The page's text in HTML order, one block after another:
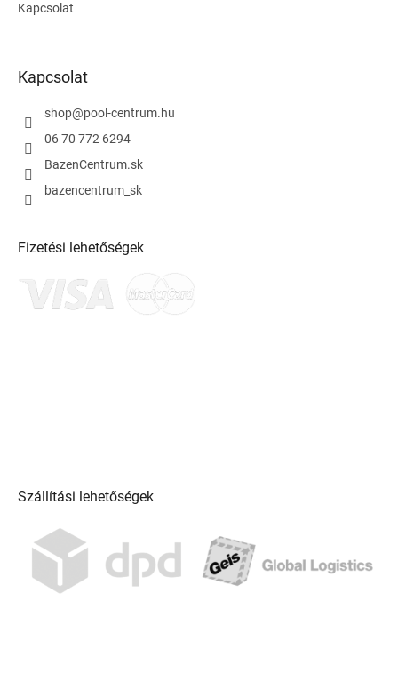
Kapcsolat
Kapcsolat
shop@pool-centrum.hu
06 70 772 6294
BazenCentrum.sk
bazencentrum_sk
Fizetési lehetőségek
Szállítási lehetőségek